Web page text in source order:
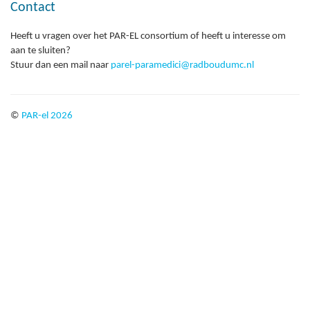
Contact
Heeft u vragen over het PAR-EL consortium of heeft u interesse om
aan te sluiten?
Stuur dan een mail naar parel-paramedici@radboudumc.nl
© PAR-el 2026